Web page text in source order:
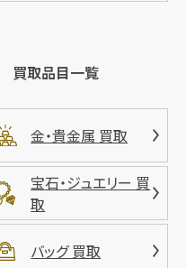
買取品目一覧
金・貴金属 買取
宝石・ジュエリー 買
取
バッグ 買取